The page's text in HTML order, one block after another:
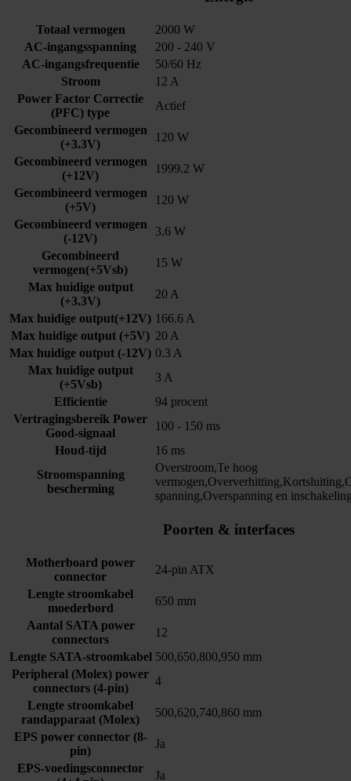
Totaal vermogen
2000 W
AC-ingangsspanning
200 - 240 V
AC-ingangsfrequentie
50/60 Hz
Stroom
12 A
Power Factor Correctie
(PFC) type
Actief
Gecombineerd vermogen
(+3.3V)
120 W
Gecombineerd vermogen
(+12V)
1999.2 W
Gecombineerd vermogen
(+5V)
120 W
Gecombineerd vermogen
(-12V)
3.6 W
Gecombineerd
vermogen(+5Vsb)
15 W
Max huidige output
(+3.3V)
20 A
Max huidige output(+12V) 166.6 A
Max huidige output (+5V) 20 A
Max huidige output (-12V) 0.3 A
Max huidige output
(+5Vsb)
3 A
Efficientie
94 procent
Vertragingsbereik Power
Good-signaal
100 - 150 ms
Houd-tijd
16 ms
Stroomspanning
bescherming
Overstroom,Te hoog
spanning,Overspanning en
Poorten & interfaces
Motherboard power
connector
24-pin ATX
Lengte stroomkabel
moederbord
650 mm
Aantal SATA power
connectors
12
Lengte SATA-stroomkabel 500,650,800,950 mm
Peripheral (Molex) power
connectors (4-pin)
4
Lengte stroomkabel
randapparaat (Molex)
500,620,740,860 mm
EPS power connector (8-
pin)
Ja
EPS-voedingsconnector
Ja